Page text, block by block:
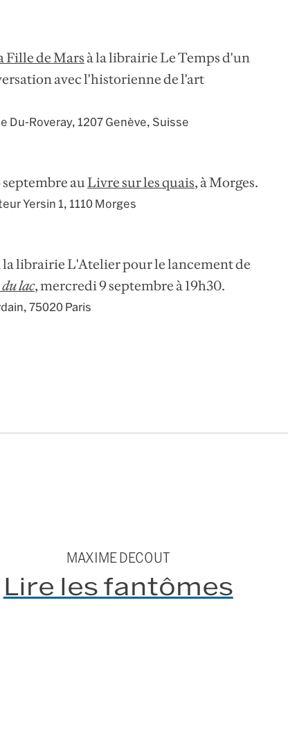
Du-Roveray, 1207 Genève, Suisse
Fille de Mars à la librairie Le Temps d'un
avec l'historienne de l'art
Yersin 1, 1110 Morges
septembre auLivre sur les quais, à Morges.
, 75020 Paris
la librairie L'Atelier pour le lancement de
lac, mercredi 9 septembre à 19h30.
MAXIME DECOUT
Lire les fantômes